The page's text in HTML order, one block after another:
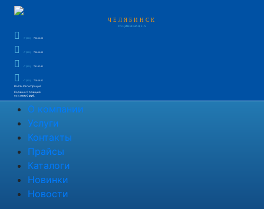
ЧЕЛЯБИНСК
УЛ. ЦИНКОВАЯ, 2-А
+7 (351) 796-66-88
+7 (351) 796-66-89
+7 (351) 791-85-43
+7 (351)
750-60-35
Войти Регистрация
Корзина0 позиций
на сумму0 руб.
О компании
Услуги
Контакты
Прайсы
Каталоги
Новинки
Новости